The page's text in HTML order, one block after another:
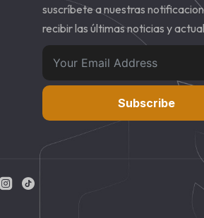
suscríbete a nuestras
recibir las últimas noticias y
Subscribe